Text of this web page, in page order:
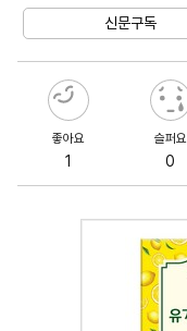
신문구독
좋아요
1
슬퍼요
0